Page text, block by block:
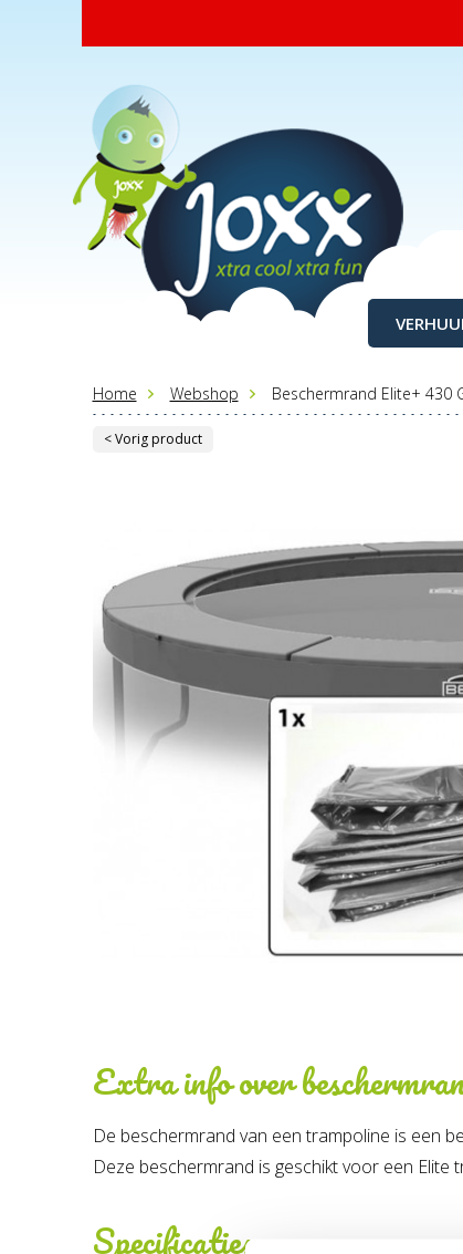
Home Webshop Beschermrand Elite+ 430
< Vorig product
Extra info over
De beschermrand van een trampoline is een
Deze beschermrand is geschikt voor een Elite
Specificaties